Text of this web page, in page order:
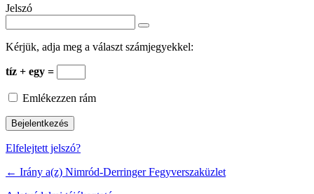
Jelszó
Kérjük, adja meg a választ számjegyekkel:
tíz + egy =
Emlékezzen rám
Elfelejtett jelszó?
← Irány a(z) Nimród-Derringer Fegyverszaküzlet